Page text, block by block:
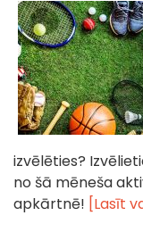
izvēlēties?
no šā mēneša
apkārtnē! [Lasīt